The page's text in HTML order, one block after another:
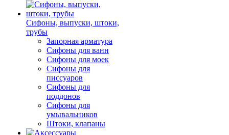
Сифоны, выпуски, штоки,
трубы
Запорная арматура
Сифоны для ванн
Сифоны для моек
Сифоны для
писсуаров
Сифоны для
поддонов
Сифоны для
умывальников
Штоки, клапаны